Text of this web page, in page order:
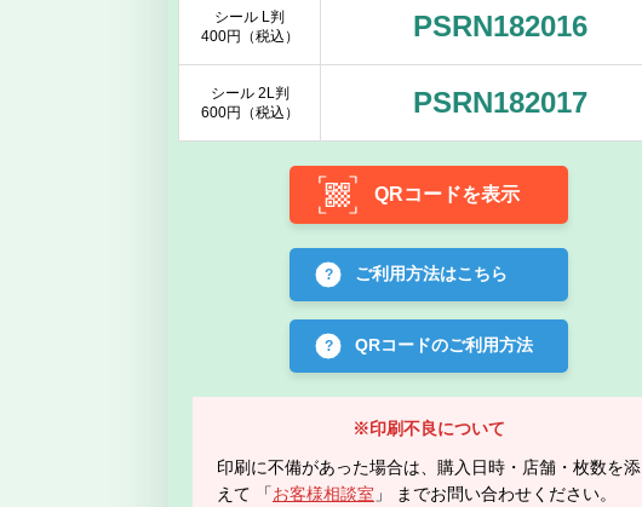
シール L判
400円（税込）
PSRN182016
シール 2L判
600円（税込）
PSRN182017
QRコードを表示
ご利用方法はこちら
QRコードのご利用方法
※印刷不良について
印刷に不備があった場合は、購入日時・店舗・枚数を添
えて 「お客様相談室 」 までお問い合わせください。